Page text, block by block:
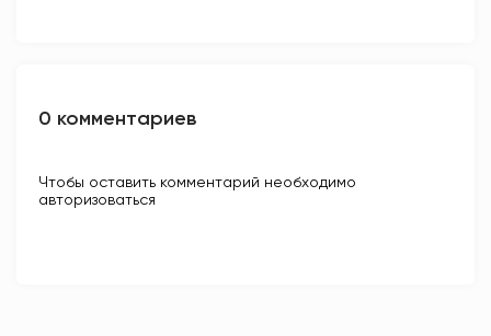
0 комментариев
Чтобы оставить комментарий необходимо
авторизоваться